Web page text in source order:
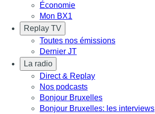
Économie
Mon BX1
Replay TV
Toutes nos émissions
Dernier JT
La radio
Direct & Replay
Nos podcasts
Bonjour Bruxelles
Bonjour Bruxelles: les interviews